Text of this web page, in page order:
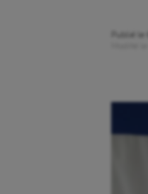
Publié le